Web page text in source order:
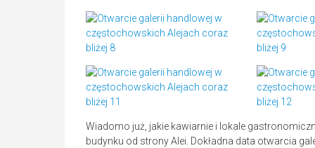
Wiadomo już, jakie kawiarnie i lokale
budynku od strony Alei. Dokładna data otwarcia